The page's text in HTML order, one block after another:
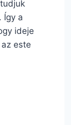
Így a
ideje
este